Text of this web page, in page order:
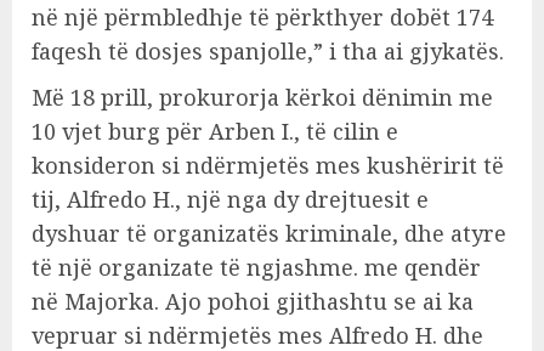
në një përmbledhje të përkthyer dobët 174
faqesh të dosjes spanjolle,” i tha ai gjykatës.
Më 18 prill, prokurorja kërkoi dënimin me
10 vjet burg për Arben I., të cilin e
konsideron si ndërmjetës mes kushëririt të
tij, Alfredo H., një nga dy drejtuesit e
dyshuar të organizatës kriminale, dhe atyre
të një organizate të ngjashme. me qendër
në Majorka. Ajo pohoi gjithashtu se ai ka
vepruar si ndërmjetës mes Alfredo H. dhe